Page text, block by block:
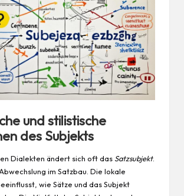
und stilistische
des Subjekts
Dialekten ändert sich oft das Satzsubjekt.
im Satzbau. Die lokale
wie Sätze und das Subjekt